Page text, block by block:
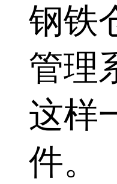
钢铁
管理
这样
件。